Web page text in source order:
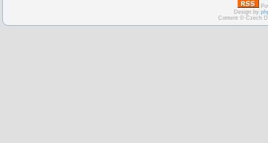
Design by
Content © Czech